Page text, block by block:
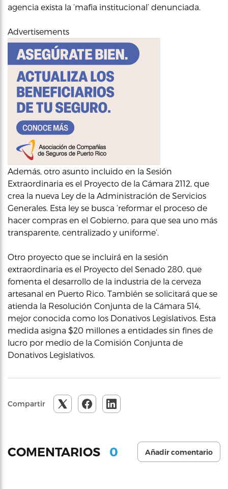
agencia exista la ‘mafia institucional’ denunciada.
Advertisements
Además, otro asunto incluido en la Sesión
Extraordinaria es el Proyecto de la Cámara 2112, que
crea la nueva Ley de la Administración de Servicios
Generales. Esta ley se busca ‘reformar el proceso de
hacer compras en el Gobierno, para que sea uno más
transparente, centralizado y uniforme’.
Otro proyecto que se incluirá en la sesión
extraordinaria es el Proyecto del Senado 280, que
fomenta el desarrollo de la industria de la cerveza
artesanal en Puerto Rico. También se solicitará que se
atienda la Resolución Conjunta de la Cámara 514,
mejor conocida como los Donativos Legislativos. Esta
medida asigna $20 millones a entidades sin fines de
lucro por medio de la Comisión Conjunta de
Donativos Legislativos.
Compartir
COMENTARIOS 0 Añadir comentario